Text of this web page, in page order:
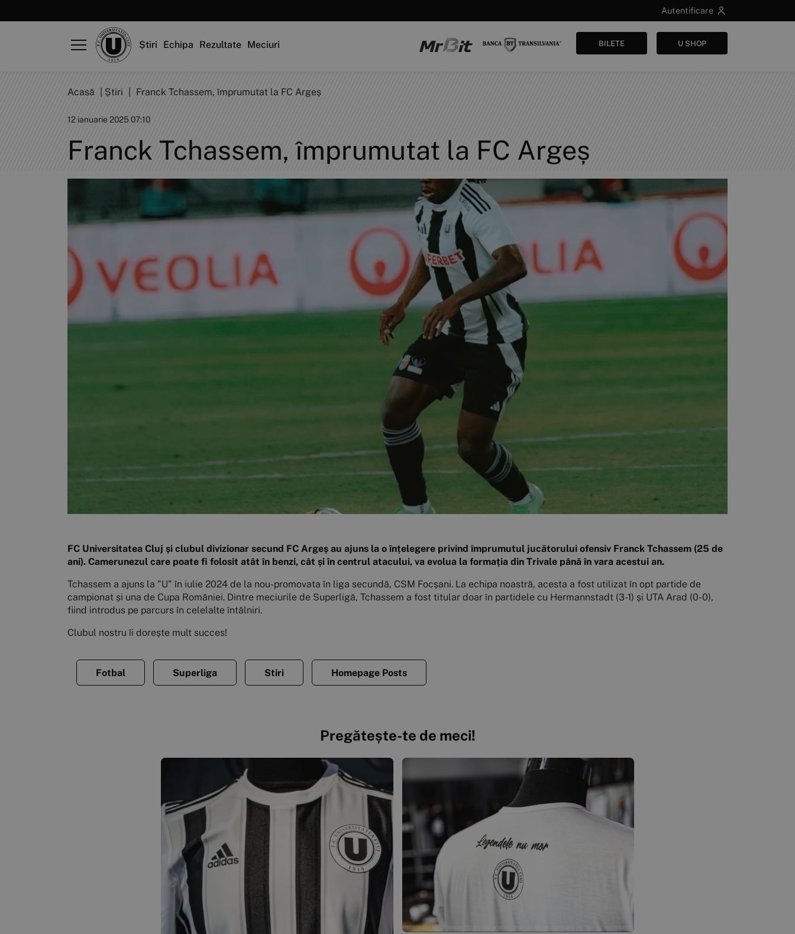
Autentificare
Știri Echipa Rezultate Meciuri BILETE U SHOP
Acasă Știri Franck Tchassem, împrumutat la FC Argeș
12 ianuarie 2025 07:10
Franck Tchassem, împrumutat la FC Argeș
FC Universitatea Cluj și clubul divizionar secund FC Argeș au ajuns la o înțelegere privind împrumutul jucătorului ofensiv Franck Tchassem (25 de
ani). Camerunezul care poate fi folosit atât în benzi, cât și în centrul atacului, va evolua la formația din Trivale până în vara acestui an.
Tchassem a ajuns la "U" în iulie 2024 de la nou-promovata în liga secundă, CSM Focșani. La echipa noastră, acesta a fost utilizat în opt partide de
campionat și una de Cupa României. Dintre meciurile de Superligă, Tchassem a fost titular doar în partidele cu Hermannstadt (3-1) și UTA Arad (0-0),
fiind introdus pe parcurs în celelalte întâlniri.
Clubul nostru îi dorește mult succes!
Fotbal Superliga Stiri Homepage Posts
Pregătește-te de meci!